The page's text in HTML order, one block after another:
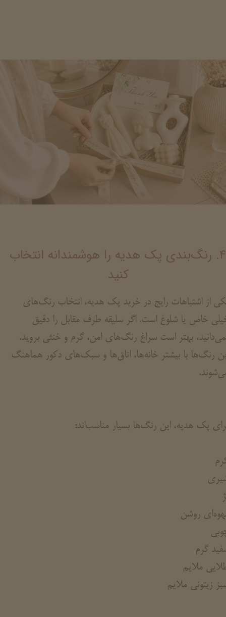
۴. رنگ‌بندی پک هدیه را هوشمندانه انتخاب
کنید
از اشتباهات رایج در خرید پک هدیه، انتخاب رنگ‌های
خاص یا شلوغ است. اگر سلیقه طرف مقابل را دقیق
بهتر است سراغ رنگ‌های امن، گرم و خنثی بروید.
رنگ‌ها با بیشتر خانه‌ها، اتاق‌ها و سبک‌های دکور هماهنگ
پک هدیه، این رنگ‌ها بسیار مناسب‌اند:
روشن
گرم
ملایم
زیتونی ملایم